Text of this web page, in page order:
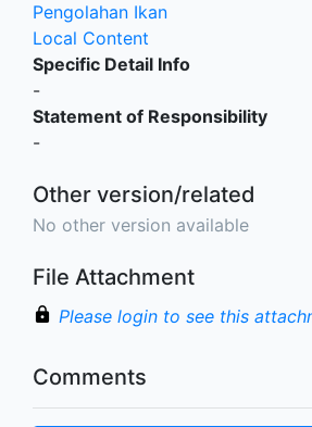
Pengolahan Ikan
Local Content
Specific Detail Info
-
Statement of Responsibility
-
Other version/related
No other version available
File Attachment
Please login to see this
Comments